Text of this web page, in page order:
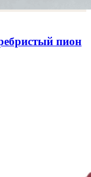
пион